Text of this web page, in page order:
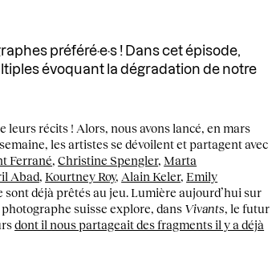
préféré·e·s ! Dans cet épisode,
évoquant la dégradation de notre
leurs récits ! Alors, nous avons lancé, en mars
les artistes se dévoilent et partagent avec
Ferrané,Christine Spengler,Marta
Abad,Kourtney Roy, Alain Keler,Emily
sont déjà prêtés au jeu. Lumière aujourd’hui sur
suisse explore, dans Vivants, le futur
dont il nous partageait des fragments il y a déjà